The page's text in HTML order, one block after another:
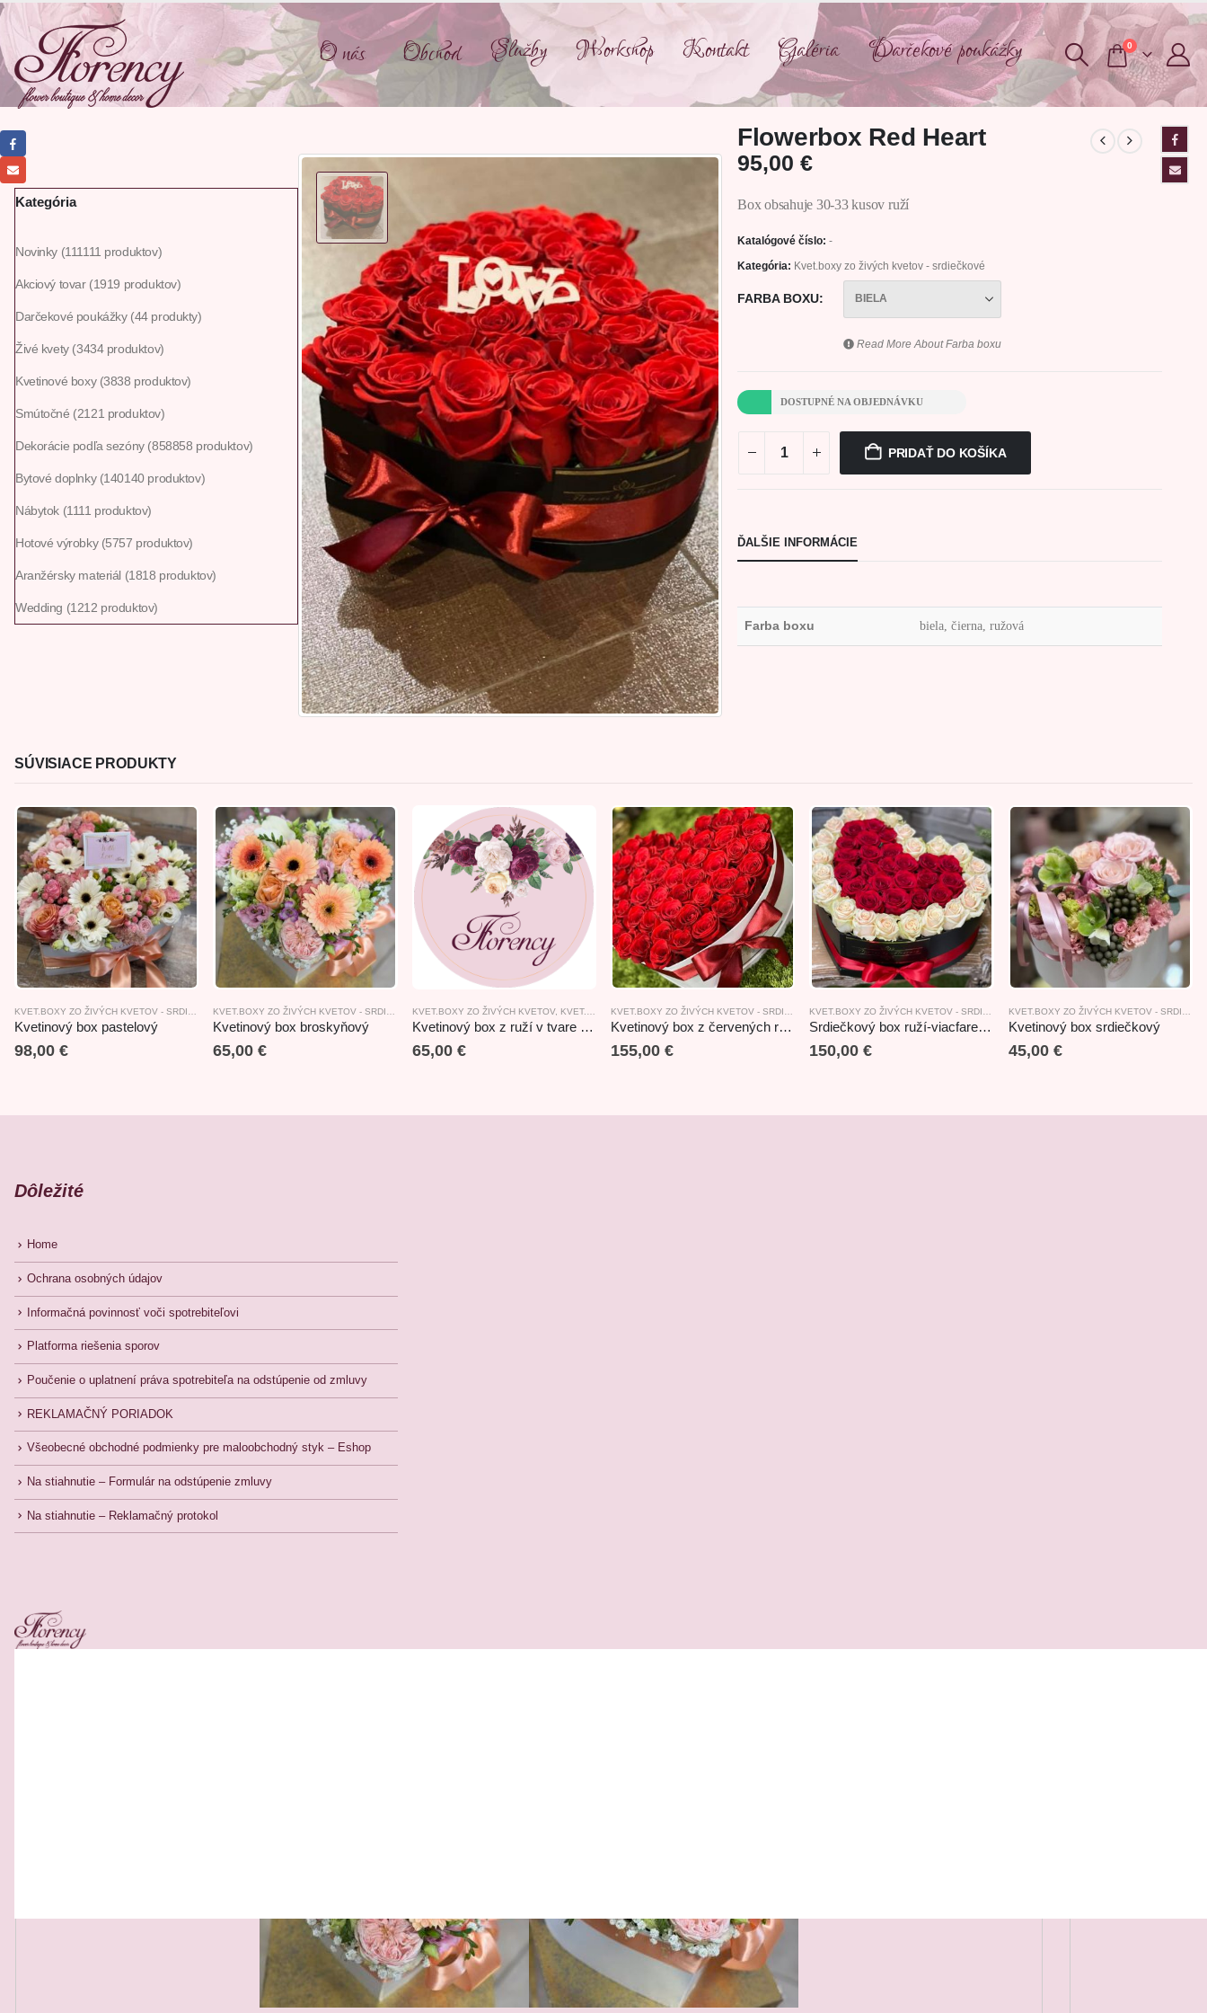
O nás Obchod Služby Workshop Kontakt Galéria Darčekové poukážky 0
Flowerbox Red Heart
95,00 €
Box obsahuje 30-33 kusov ruží
Katalógové číslo: -
Kategória: Kvet.boxy zo živých kvetov - srdiečkové
FARBA BOXU
Read More AboutFarba boxu
DOSTUPNÉ NA OBJEDNÁVKU
PRIDAŤ DO KOŠÍKA
ĎALŠIE INFORMÁCIE
Farba boxu biela, čierna, ružová
Kategória
Novinky 111111 produktov
Akciový tovar 1919 produktov
Darčekové poukážky 44 produkty
Živé kvety 3434 produktov
Kvetinové boxy 3838 produktov
Smútočné 2121 produktov
Dekorácie podľa sezóny 858858 produktov
Bytové doplnky 140140 produktov
Nábytok 1111 produktov
Hotové výrobky 5757 produktov
Aranžérsky materiál 1818 produktov
Wedding 1212 produktov
SÚVISIACE PRODUKTY
Kvetinový box pastelový
98,00 €
Kvetinový box broskyňový
65,00€
KVET.BOXY ZO ŽIVÝCH KVETOV, KVET.BOXY ZO ŽIVÝCH KVETOV - SRDIEČKOVÉ ,KVETINOVÉ BOXY
Kvetinový box z ruží v tvare srdce
65,00 €
Kvetinový box z červených ruží
155,00 €
Srdiečkový box ruží-viacfarebný
150,00€
Kvetinový box srdiečkový
45,00 €
Dôležité
Home
Ochrana osobných údajov
Informačná povinnosť voči spotrebiteľovi
Platforma riešenia sporov
Poučenie o uplatnení práva spotrebiteľa na odstúpenie od zmluvy
REKLAMAČNÝ PORIADOK
Všeobecné obchodné podmienky pre maloobchodný styk – Eshop
Na stiahnutie – Formulár na odstúpenie zmluvy
Na stiahnutie – Reklamačný protokol